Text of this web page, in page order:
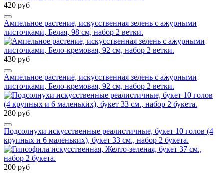
420 руб
Ампельное растение, искусственная зелень с ажурными
листочками, Белая, 98 см, набор 2 ветки.
430 руб
Ампельное растение, искусственная зелень с ажурными
листочками, Бело-кремовая, 92 см, набор 2 ветки.
280 руб
Подсолнухи искусственные реалистичные, букет 10 голов (4
крупных и 6 маленьких), букет 33 см., набор 2 букета.
200 руб